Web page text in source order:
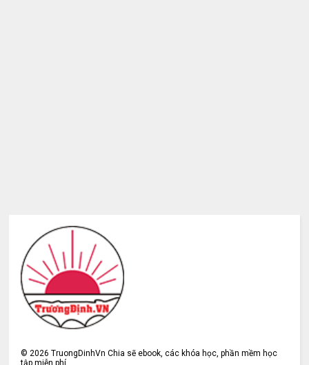
©2026 TruongDinhVn Chia sẽ ebook, các khóa học, phần mềm học